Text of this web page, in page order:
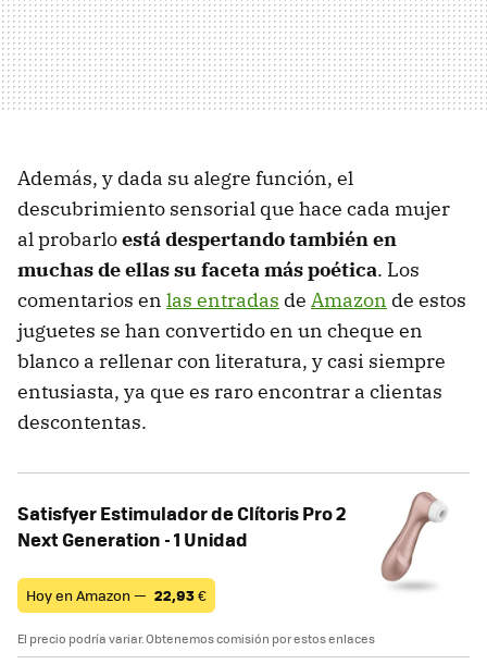
Además, y dada su alegre función, el
descubrimiento sensorial que hace cada mujer
al probarloestá despertando también en
muchas de ellas su faceta más poética. Los
comentarios en las entradas de Amazon de estos
juguetes se han convertido en un cheque en
blanco a rellenar con literatura, y casi siempre
entusiasta, ya que es raro encontrar a clientas
descontentas.
Satisfyer Estimulador de Clítoris Pro 2
Next Generation - 1 Unidad
Hoy en Amazon — 22,93€
El precio podría variar. Obtenemos comisión por estos enlaces